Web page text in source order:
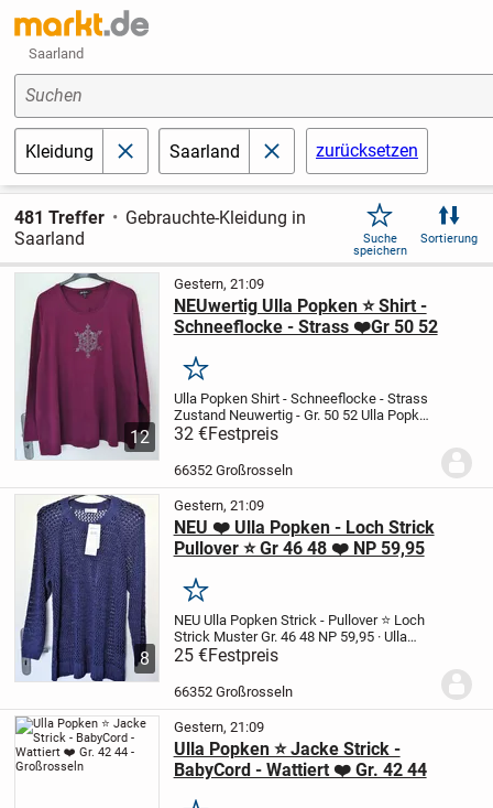
Saarland
Suchen
Kleidung schließenSaarland schließenzurücksetzen
481 Treffer
Gebrauchte-Kleidung in
Saarland
Suche
speichern
Sortierung
12
Gestern, 21:09
NEUwertig Ulla Popken ⭐ Shirt -
Schneeflocke - Strass ❤️Gr 50 52
Merken
Ulla Popken Shirt - Schneeflocke - Strass
Zustand Neuwertig - Gr. 50 52 Ulla Popken
- Shirtschöne Schneeflocke mit
Strass-Steinchen (keines fehlt !)
50 / 52 – sehr guter...
32 €Festpreis
66352 Großrosseln
8
Gestern, 21:09
NEU ❤️ Ulla Popken - Loch Strick
Pullover ⭐ Gr 46 48 ❤️ NP 59,95
Merken
NEU Ulla Popken Strick - Pullover⭐ Loch
Strick Muster Gr. 46 48NP 59,95 · Ulla
Popken Pullover Loch-Strick
· Lochmuster
· Raglan-Ärmel· Bündchen
25 €Festpreis
66352 Großrosseln
Gestern, 21:09
Ulla Popken ⭐ Jacke Strick -
BabyCord - Wattiert ❤️ Gr. 42 44